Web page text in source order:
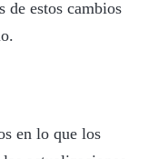
de estos cambios
en lo que los